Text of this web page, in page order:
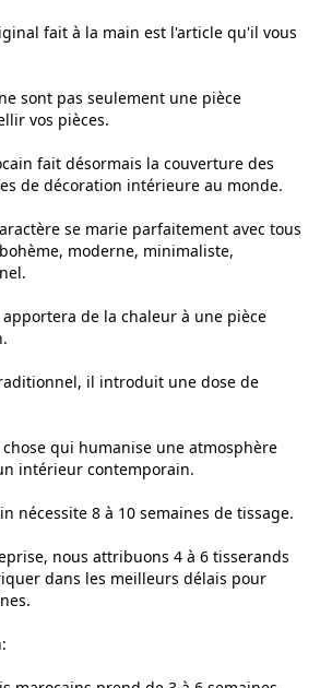
fait à la main est l'article qu'il vous
sont pas seulement une pièce
vos pièces.
fait désormais la couverture des
de décoration intérieure au monde.
se marie parfaitement avec tous
moderne, minimaliste,
de la chaleur à une pièce
il introduit une dose de
qui humanise une atmosphère
intérieur contemporain.
nécessite 8 à 10 semaines de tissage.
nous attribuons 4 à 6 tisserands
dans les meilleurs délais pour